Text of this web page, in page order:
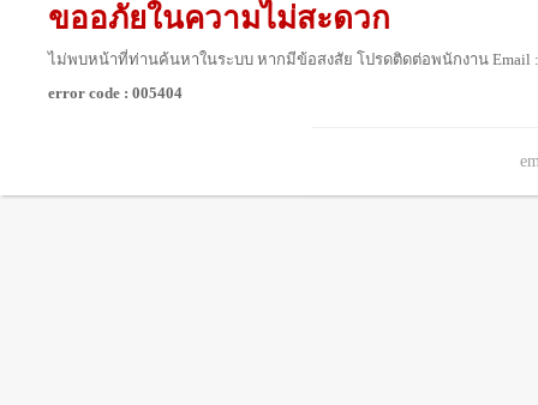
ขออภัยในความไม่สะดวก
ไม่พบหน้าที่ท่านค้นหาในระบบ หากมีข้อสงสัย โปรดติดต่อพนักงาน Email :
error code : 005404